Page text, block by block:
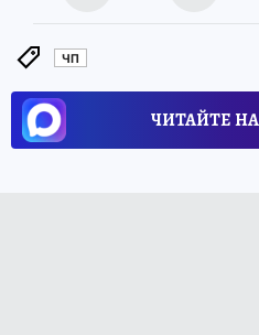
ЧП
ЧИТАЙТЕ